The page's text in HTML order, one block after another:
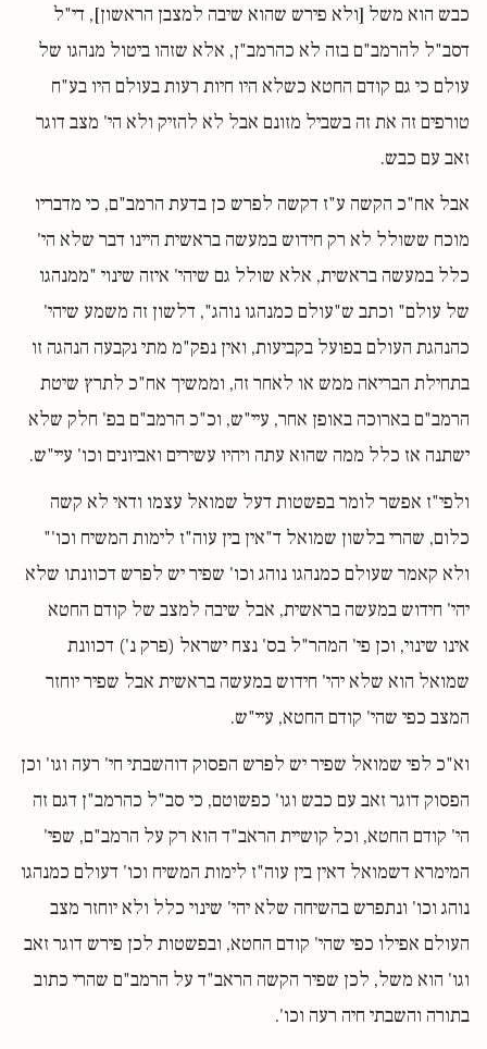
כבש הוא משל [ולא פירש שהוא שיבה למצבן הראשון], די"ל
דסב"ל להרמב"ם בזה לא כהרמב"ן, אלא שזהו ביטול מנהגו של
עולם כי גם קודם החטא כשלא היו חיות רעות בעולם היו בע"ח
טורפים זה את זה בשביל מזונם אבל לא להזיק ולא הי' מצב דוגר
זאב עם כבש.
אבל אח"כ הקשה ע"ז דקשה לפרש כן בדעת הרמב"ם, כי מדבריו
מוכח ששולל לא רק חידוש במעשה בראשית היינו דבר שלא הי'
כלל במעשה בראשית, אלא שולל גם שיהי' איזה שינוי "ממנהגו
של עולם" וכתב ש"עולם כמנהגו נוהג", דלשון זה משמע שיהי'
כהנהגת העולם בפועל בקביעות, ואין נפק"מ מתי נקבעה הנהגה זו
בתחילת הבריאה ממש או לאחר זה, וממשיך אח"כ לתרץ שיטת
הרמב"ם בארוכה באופן אחר, עיי"ש, וכ"כ הרמב"ם בפ' חלק שלא
ישתנה אז כלל ממה שהוא עתה ויהיו עשירים ואביונים וכו' עיי"ש.
ולפי"ז אפשר לומר בפשטות דעל שמואל עצמו ודאי לא קשה
כלום, שהרי בלשון שמואל ד"אין בין עוה"ז לימות המשיח וכו'"
ולא קאמר שעולם כמנהגו נוהג וכו' שפיר יש לפרש דכוונתו שלא
יהי' חידוש במעשה בראשית, אבל שיבה למצב של קודם החטא
אינו שינוי, וכן פי' המהר"ל בס' נצח ישראל (פרק נ') דכוונת
שמואל הוא שלא יהי' חידוש במעשה בראשית אבל שפיר יוחזר
המצב כפי שהי' קודם החטא, עיי"ש.
וא"כ לפי שמואל שפיר יש לפרש הפסוק דוהשבתי חי' רעה וגו' וכן
הפסוק דוגר זאב עם כבש וגו' כפשוטם, כי סב"ל כהרמב"ן דגם זה
הי' קודם החטא, וכל קושיית הראב"ד הוא רק על הרמב"ם, שפי'
המימרא דשמואל דאין בין עוה"ז לימות המשיח וכו' דעולם כמנהגו
נוהג וכו' ונתפרש בהשיחה שלא יהי' שינוי כלל ולא יוחזר מצב
העולם אפילו כפי שהי' קודם החטא, ובפשטות לכן פירש דוגר זאב
וגו' הוא משל, לכן שפיר הקשה הראב"ד על הרמב"ם שהרי כתוב
בתורה והשבתי חיה רעה וכו'.